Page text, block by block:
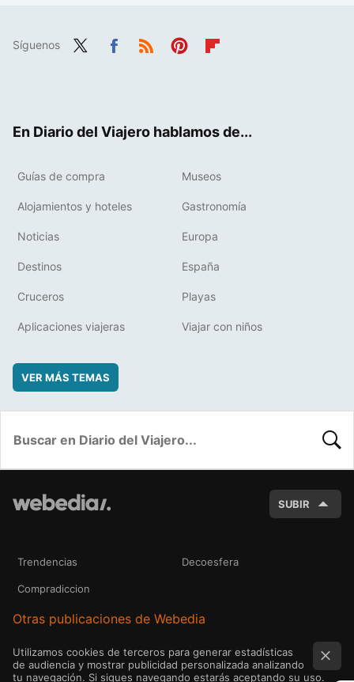
Síguenos
En Diario del Viajero hablamos de...
Guías de compra Museos
Alojamientos y hoteles Gastronomía
Noticias Europa
Destinos España
Cruceros Playas
Aplicaciones viajeras Viajar con niños
VER MÁS TEMAS
SUBIR
Trendencias Decoesfera
Compradiccion
Otras publicaciones de Webedia
Utilizamos cookies de terceros para generar estadísticas
de audiencia y mostrar publicidad personalizada analizando
tu navegación. Si sigues navegando estarás aceptando su uso.